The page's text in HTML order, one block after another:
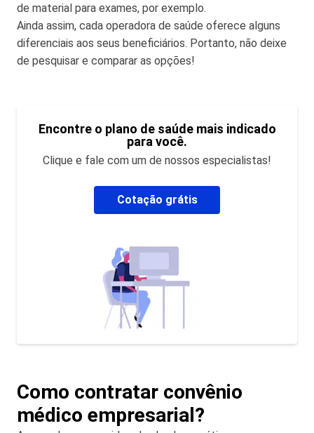
de material para exames, por exemplo.
Ainda assim, cada operadora de saúde oferece alguns
diferenciais aos seus beneficiários. Portanto, não deixe
de pesquisar e comparar as opções!
Encontre o plano de saúde mais indicado
para você.
Clique e fale com um de nossos especialistas!
Cotação grátis
Como contratar convênio
médico empresarial?